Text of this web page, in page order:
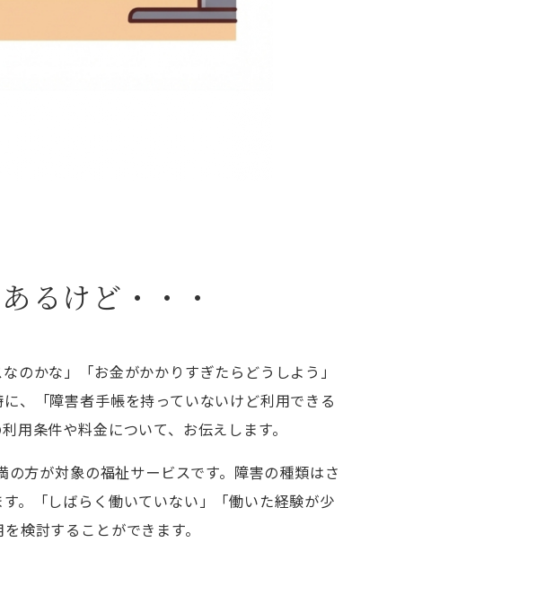
るけど・・・
のかな」「お金がかかりすぎたらどうしよう」
、「障害者手帳を持っていないけど利用できる
用条件や料金について、お伝えします。
方が対象の福祉サービスです。障害の種類はさ
。「しばらく働いていない」「働いた経験が少
検討することができます。